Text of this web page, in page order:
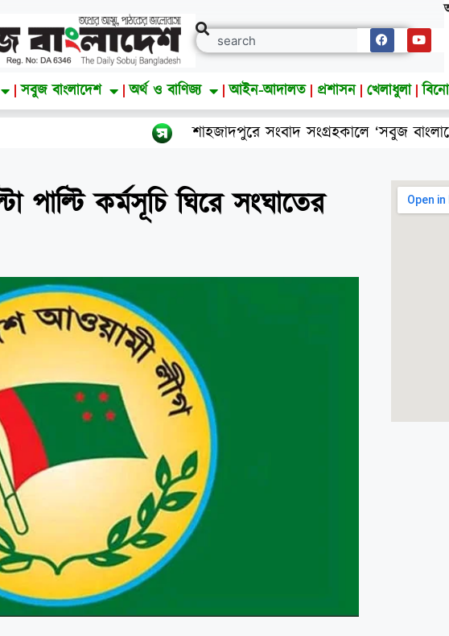
সবুজ বাংলাদেশ অর্থ ও বাণিজ্য আইন-আদালত প্রশাসন খেলাধুলা
শাহজাদপুরে সংবাদ সংগ্রহকালে ‘সবুজ বাংলাদেশ
পাল্টি কর্মসূচি ঘিরে সংঘাতের